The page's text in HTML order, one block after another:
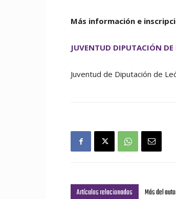
Más información e
JUVENTUD DIPUTACIÓN DE
Juventud de Diputación de
Artículos relacionados Más del